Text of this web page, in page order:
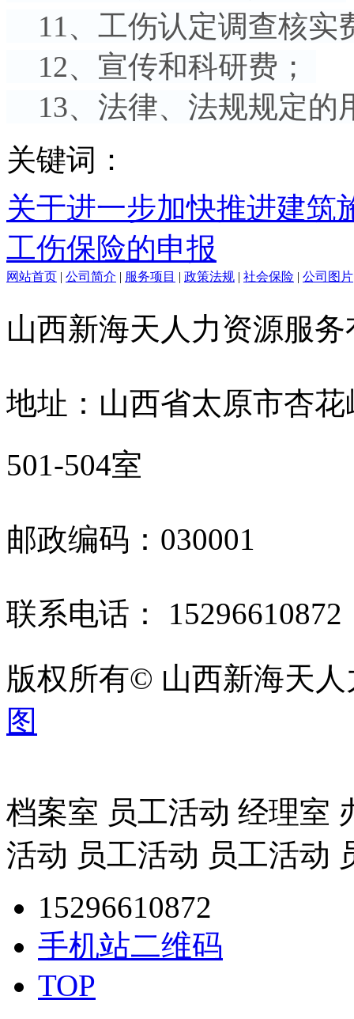
11、工伤认定调查核实
12、宣传和科研费；
13、法律、法规规定的
关键词：
关于进一步加快推进建筑
工伤保险的申报
网站首页 | 公司简介 | 服务项目 | 政策法规 | 社会保险 | 公司图片
山西新海天人力资源服
地址：山西省太原市杏
501-504室
邮政编码：030001
联系电话：
版权所有© 山西新海天
图
档案室 员工活动 经理室
活动 员工活动 员工活动
15296610872
手机站二维码
TOP